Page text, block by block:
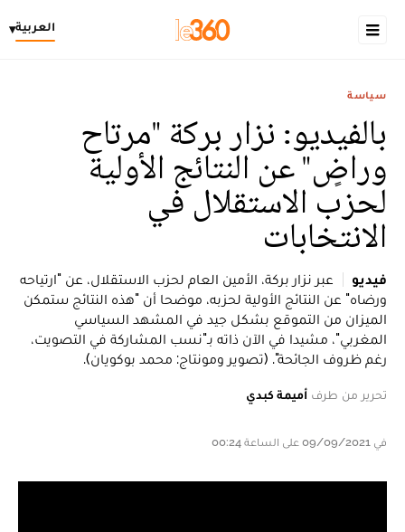
العربية▾
سياسة
بالفيديو: نزار بركة "مرتاح
وراضٍ" عن النتائج الأولية
لحزب الاستقلال في
الانتخابات
فيديو
عبر نزار بركة، الأمين العام لحزب الاستقلال، عن "ارتياحه
ورضاه" عن النتائج الأولية لحزبه، موضحا أن "هذه النتائج ستمكن
الميزان من التموقع بشكل جيد في المشهد السياسي
المغربي"، مشيدا في الآن ذاته بـ"نسب المشاركة في التصويت،
رغم ظروف الجائحة". (تصوير ومونتاج: محمد بوكويان).
تحرير من طرف أميمة كبدي
في 09/09/2021 على الساعة 00:24